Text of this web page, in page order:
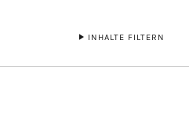
INHALTE FILTERN